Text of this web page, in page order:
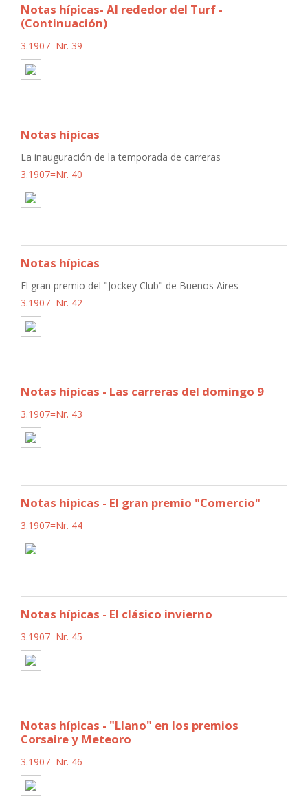
Notas hípicas- Al rededor del Turf -
(Continuación)
3.1907=Nr. 39
Notas hípicas
La inauguración de la temporada de carreras
3.1907=Nr. 40
Notas hípicas
El gran premio del "Jockey Club" de Buenos Aires
3.1907=Nr. 42
Notas hípicas - Las carreras del domingo 9
3.1907=Nr. 43
Notas hípicas - El gran premio "Comercio"
3.1907=Nr. 44
Notas hípicas - El clásico invierno
3.1907=Nr. 45
Notas hípicas - "Llano" en los premios
Corsaire y Meteoro
3.1907=Nr. 46